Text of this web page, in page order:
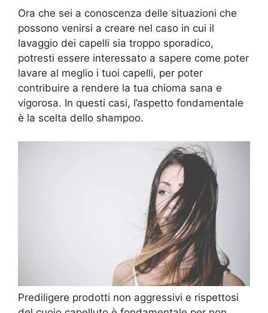
Ora che sei a conoscenza delle situazioni che
possono venirsi a creare nel caso in cui il
lavaggio dei capelli sia troppo sporadico,
potresti essere interessato a sapere come poter
lavare al meglio i tuoi capelli, per poter
contribuire a rendere la tua chioma sana e
vigorosa. In questi casi, l’aspetto fondamentale
è la scelta dello shampoo.
Prediligere prodotti non aggressivi e rispettosi